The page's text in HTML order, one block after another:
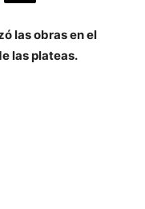
las obras en el
las plateas.